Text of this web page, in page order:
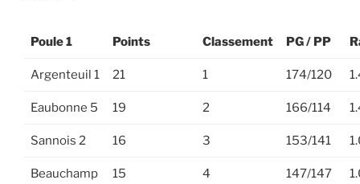
Poule 1 Points Classement PG / PP
Argenteuil 1 21 1 174/120
Eaubonne 5 19 2 166/114
Sannois 2 16 3 153/141
Beauchamp
15 4 147/147